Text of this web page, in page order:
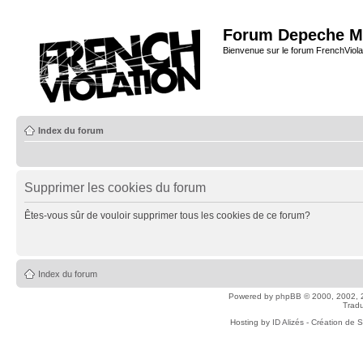
Forum Depeche
Bienvenue sur le forum
Index du forum
Supprimer les cookies du forum
Êtes-vous sûr de vouloir supprimer tous les cookies de ce forum?
Index du forum
Powered by phpBB © 2000, 2002,
Hosting by ID Alizés - Création de